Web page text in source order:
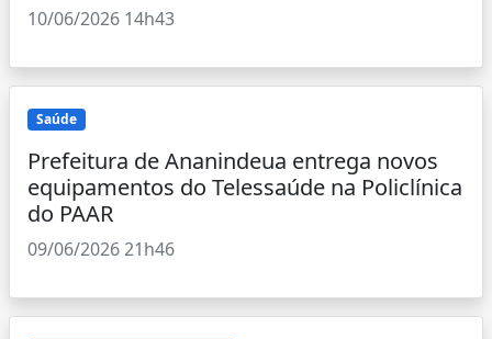
10/06/2026 14h43
Saúde
Prefeitura de Ananindeua entrega novos
equipamentos do Telessaúde na Policlínica
do PAAR
09/06/2026 21h46